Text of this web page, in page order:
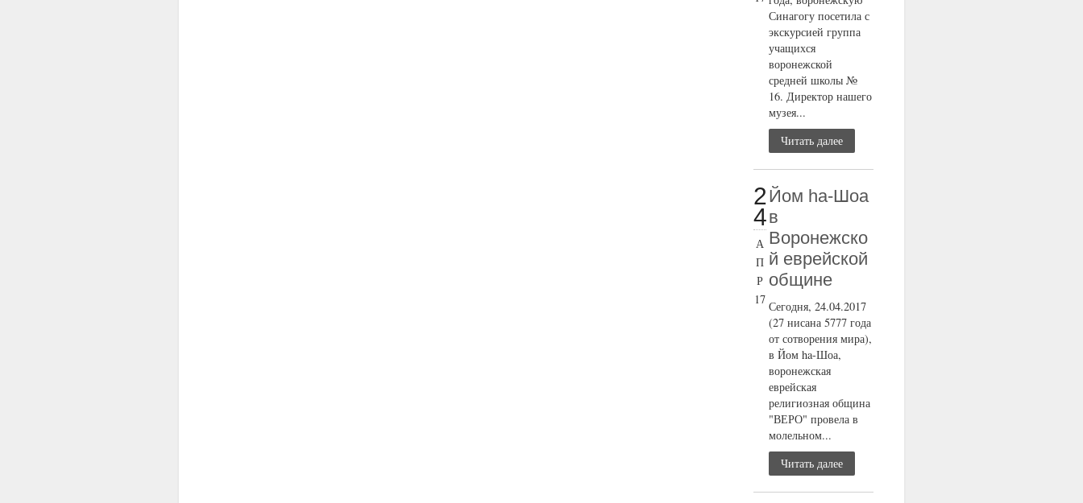
Синагогу посетила с
экскурсией группа
учащихся
воронежской
средней школы №
16. Директор нашего
музея...
Читать далее
2
4
А
П
Р
17
Йом ha-Шоа
в
Воронежско
й еврейской
общине
Сегодня, 24.04.2017
(27 нисана 5777 года
от сотворения мира),
в Йом ha-Шоа,
воронежская
еврейская
религиозная община
"ВЕРО" провела в
молельном...
Читать далее